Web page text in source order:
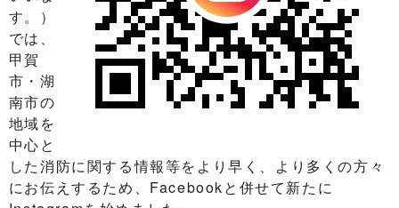
す。）
では、
甲賀
市・湖
南市の
地域を
中心と
した消防に関する情報等をより早く、より多くの方々
にお伝えするため、Facebookと併せて新たに